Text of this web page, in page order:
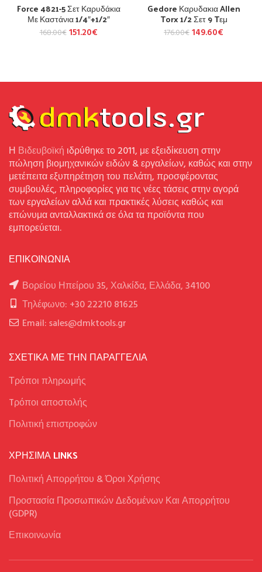
Force 4821-5 Σετ Καρυδάκια
Με Καστάνια 1/4″+1/2″
168.00€ 151.20€
Gedore Καρυδακια Allen
Torx 1/2 Σετ 9 Tεμ
176.00€149.60€
Η Βιδευβοϊκή ιδρύθηκε το 2011, με εξειδίκευση στην
πώληση βιομηχανικών ειδών & εργαλείων, καθώς και στην
μετέπειτα εξυπηρέτηση του πελάτη, προσφέροντας
συμβουλές, πληροφορίες για τις νέες τάσεις στην αγορά
των εργαλείων αλλά και πρακτικές λύσεις καθώς και
επώνυμα ανταλλακτικά σε όλα τα προϊόντα που
εμπορεύεται.
ΕΠΙΚΟΙΝΩΝΙΑ
Βορείου Ηπείρου 35, Χαλκίδα, Ελλάδα, 34100
Τηλέφωνο: +30 22210 81625
Email: sales@dmktools.gr
ΣΧΕΤΙΚΑ ΜΕ ΤΗΝ ΠΑΡΑΓΓΕΛΙΑ
Τρόποι πληρωμής
Tρόποι αποστολής
Πολιτική επιστροφών
ΧΡΉΣΙΜΑ LINKS
Πολιτική Απορρήτου & Όροι Χρήσης
Προστασία Προσωπικών Δεδομένων Και Απορρήτου
(GDPR)
Επικοινωνία